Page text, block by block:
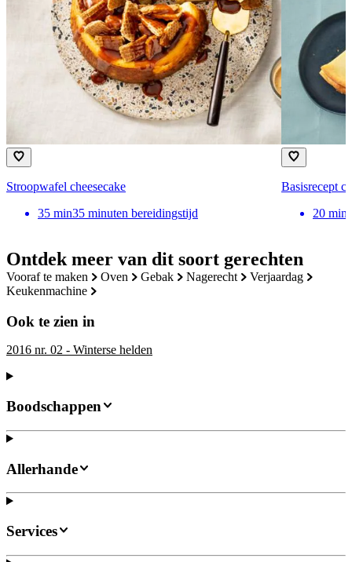
Ontdek meer van dit soort gerechten
vooraf te maken oven gebak nagerecht
verjaardag
keukenmachine
Ook te zien in
2016 nr. 02 - Winterse helden
Stroopwafel cheesecake
35 min35 minuten bereidingstijd
Basisrecept
20 min
Boodschappen
Allerhande
Services